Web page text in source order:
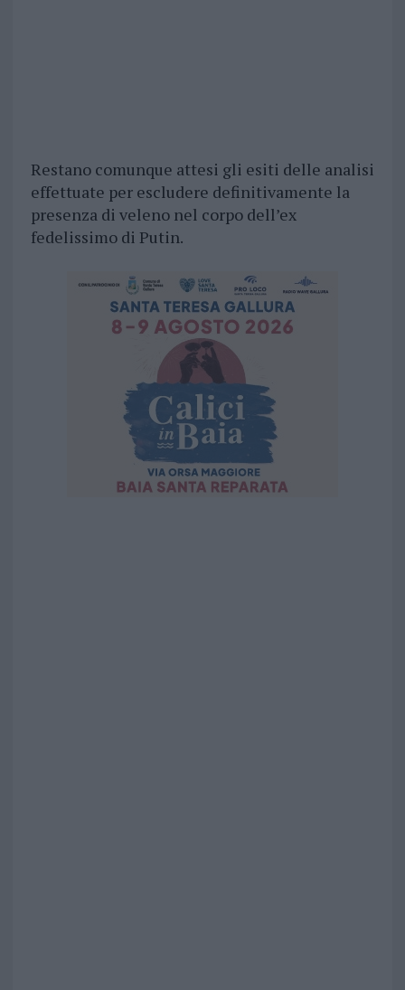
Restano comunque attesi gli esiti delle analisi
effettuate per escludere definitivamente la
presenza di veleno nel corpo dell’ex
fedelissimo di Putin.